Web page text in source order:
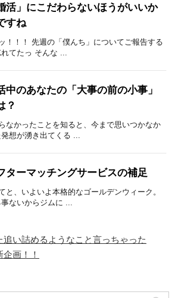
活」にこだわらないほうがいいか
すね
！！！ 先週の「僕んち」についてご報告する
てたっ そんな ...
中のあなたの「大事の前の小事」
？
なかったことを知ると、今まで思いつかなか
発想が湧き出てくる ...
ターマッチングサービスの補足
と、いよいよ本格的なゴールデンウィーク。
ないからジムに ...
追い詰めるようなこと言っちゃった
企画！！